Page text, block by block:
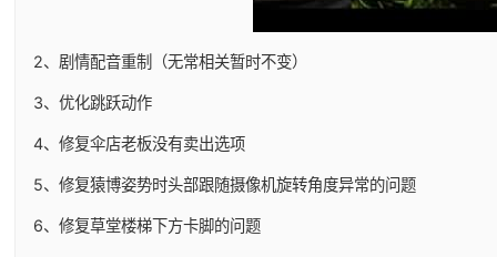
2、剧情配音重制（无常相关暂时不变）
3、优化跳跃动作
4、修复伞店老板没有卖出选项
5、修复猿博姿势时头部跟随摄像机旋转角度异常的问题
6、修复草堂楼梯下方卡脚的问题